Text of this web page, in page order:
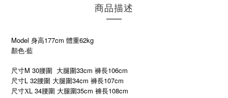
商品描述
Model 身高177cm 體重62kg
顏色-藍
尺寸M 30腰圍 大腿圍33cm 褲長106cm
尺寸L 32腰圍 大腿圍34cm 褲長107cm
尺寸XL 34腰圍 大腿圍35cm 褲長108cm